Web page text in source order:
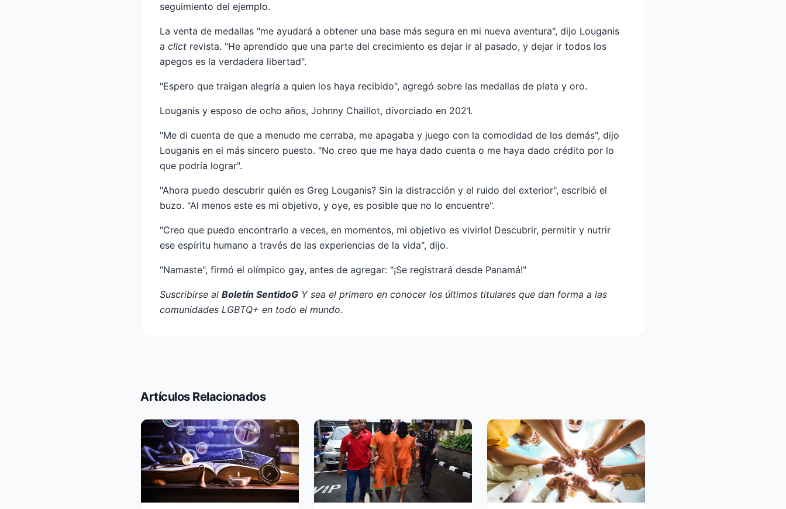
seguimiento del ejemplo.
La venta de medallas "me ayudará a obtener una base más segura en mi nueva aventura", dijo Louganis
a cllct revista. "He aprendido que una parte del crecimiento es dejar ir al pasado, y dejar ir todos los
apegos es la verdadera libertad".
"Espero que traigan alegría a quien los haya recibido", agregó sobre las medallas de plata y oro.
Louganis y esposo de ocho años, Johnny Chaillot, divorciado en 2021.
"Me di cuenta de que a menudo me cerraba, me apagaba y juego con la comodidad de los demás", dijo
Louganis en el más sincero puesto. "No creo que me haya dado cuenta o me haya dado crédito por lo
que podría lograr".
"Ahora puedo descubrir quién es Greg Louganis? Sin la distracción y el ruido del exterior", escribió el
buzo. "Al menos este es mi objetivo, y oye, es posible que no lo encuentre".
"Creo que puedo encontrarlo a veces, en momentos, mi objetivo es vivirlo! Descubrir, permitir y nutrir
ese espíritu humano a través de las experiencias de la vida", dijo.
"Namaste", firmó el olímpico gay, antes de agregar: "¡Se registrará desde Panamá!"
Suscribirse al Boletín SentidoG Y sea el primero en conocer los últimos titulares que dan forma a las
comunidades LGBTQ+ en todo el mundo.
Artículos Relacionados